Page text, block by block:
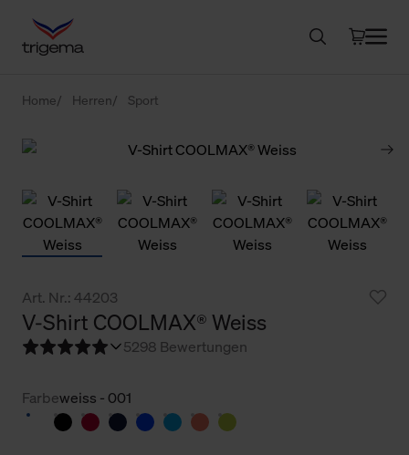
Home Herren Sport
Art. Nr.: 44203
V-Shirt COOLMAX® Weiss
5298 Bewertungen
Farbeweiss - 001